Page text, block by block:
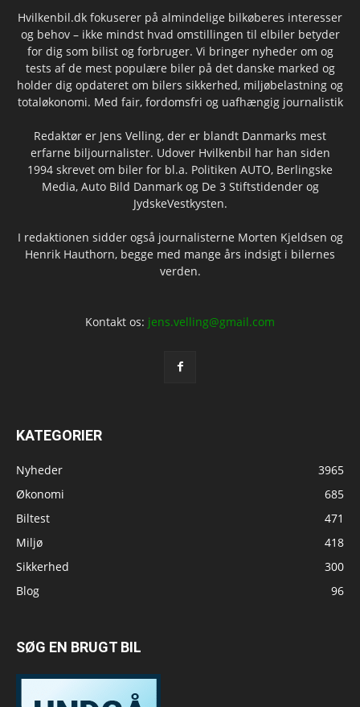
Hvilkenbil.dk fokuserer på almindelige bilkøberes interesser
og behov – ikke mindst hvad omstillingen til elbiler betyder
for dig som bilist og forbruger. Vi bringer nyheder om og
tests af de mest populære biler på det danske marked og
holder dig opdateret om bilers sikkerhed, miljøbelastning og
totaløkonomi. Med fair, fordomsfri og uafhængig journalistik
Redaktør er Jens Velling, der er blandt Danmarks mest
erfarne biljournalister. Udover Hvilkenbil har han siden
1994 skrevet om biler for bl.a. Politiken AUTO, Berlingske
Media, Auto Bild Danmark og De 3 Stiftstidender og
JydskeVestkysten.
I redaktionen sidder også journalisterne Morten Kjeldsen og
Henrik Hauthorn, begge med mange års indsigt i bilernes
verden.
Kontakt os: jens.velling@gmail.com
KATEGORIER
Nyheder
3965
Økonomi
685
Biltest
471
Miljø
418
Sikkerhed
300
Blog
96
SØG EN BRUGT BIL